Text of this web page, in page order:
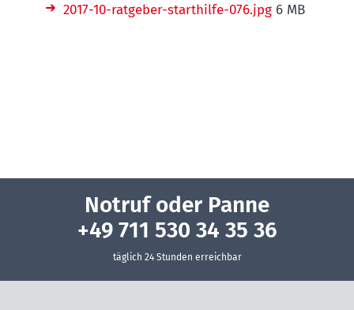
2017-10-ratgeber-starthilfe-076.jpg 6 MB
Notruf oder Panne
+49 711 530 34 35 36
täglich 24 Stunden erreichbar